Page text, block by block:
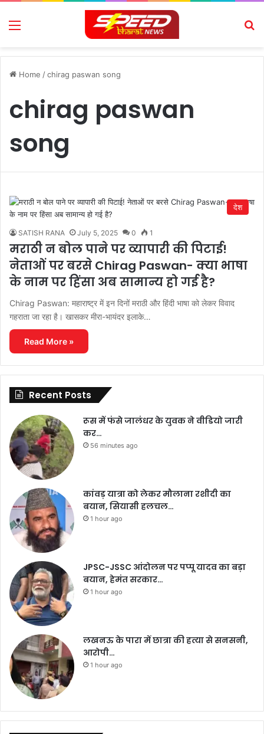
Menu
Home /chirag paswan song
chirag paswan
song
देश
SATISH RANA July 5, 2025 0 1
मराठी न बोल पाने पर व्यापारी की पिटाई!
नेताओं पर बरसे Chirag Paswan- क्या भाषा
के नाम पर हिंसा अब सामान्य हो गई है?
Chirag Paswan: महाराष्ट्र में इन दिनों मराठी और हिंदी भाषा को लेकर विवाद
गहराता जा रहा है। खासकर मीरा-भायंदर इलाके…
Read More »
Recent Posts
रूस में फंसे जालंधर के युवक ने वीडियो जारी
कर…
56 minutes ago
कांवड़ यात्रा को लेकर मौलाना रशीदी का
बयान, सियासी हलचल…
1 hour ago
JPSC-JSSC आंदोलन पर पप्पू यादव का बड़ा
बयान, हेमंत सरकार…
1 hour ago
लखनऊ के पारा में छात्रा की हत्या से सनसनी,
आरोपी…
1 hour ago